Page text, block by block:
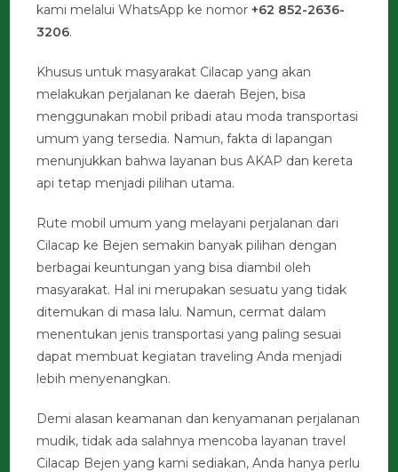
kami melalui WhatsApp ke nomor+62 852-2636-
3206.
Khusus untuk masyarakat Cilacap yang akan
melakukan perjalanan ke daerah Bejen, bisa
menggunakan mobil pribadi atau moda transportasi
umum yang tersedia. Namun, fakta di lapangan
menunjukkan bahwa layanan bus AKAP dan kereta
api tetap menjadi pilihan utama.
Rute mobil umum yang melayani perjalanan dari
Cilacap ke Bejen semakin banyak pilihan dengan
berbagai keuntungan yang bisa diambil oleh
masyarakat. Hal ini merupakan sesuatu yang tidak
ditemukan di masa lalu. Namun, cermat dalam
menentukan jenis transportasi yang paling sesuai
dapat membuat kegiatan traveling Anda menjadi
lebih menyenangkan.
Demi alasan keamanan dan kenyamanan perjalanan
mudik, tidak ada salahnya mencoba layanan travel
Cilacap Bejen yang kami sediakan, Anda hanya perlu